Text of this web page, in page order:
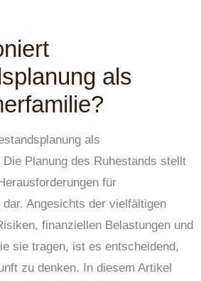
als
als
Planung des Ruhestands stellt
für
Angesichts der vielfältigen
finanziellen Belastungen und
sie tragen, ist es entscheidend,
zu denken. In diesem Artikel